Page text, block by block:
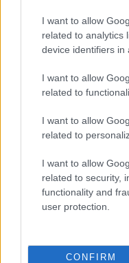
I want to allow
related to analytics
device identifiers in
I want to allow
related to
I want to allow
related to
I want to allow
related to security,
functionality and
user protection.
CONFIRM
allarmanti su
Ignazio La Russa
Anac: boom di
La candidatura di
Cultura 2029